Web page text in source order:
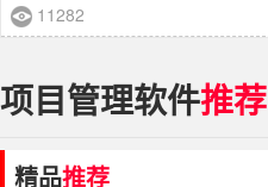
11282
项目管理软件推荐
精品推荐